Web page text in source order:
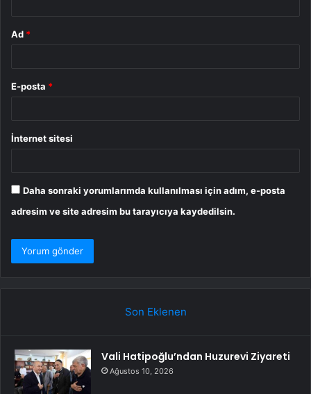
Ad *
E-posta *
İnternet sitesi
Daha sonraki yorumlarımda kullanılması için adım, e-posta
adresim ve site adresim bu tarayıcıya kaydedilsin.
Son Eklenen
Vali Hatipoğlu’ndan Huzurevi Ziyareti
Ağustos 10, 2026